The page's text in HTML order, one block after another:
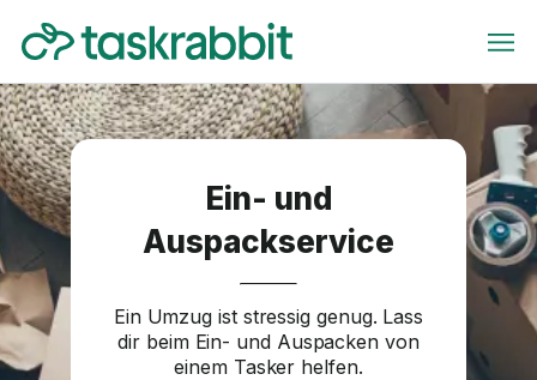
Ein- und
Auspackservice
Ein Umzug ist stressig genug. Lass
dir beim Ein- und Auspacken von
einem Tasker helfen.